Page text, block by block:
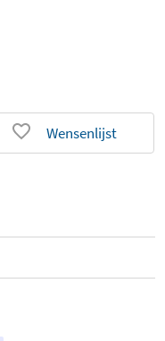
Wensenlijst